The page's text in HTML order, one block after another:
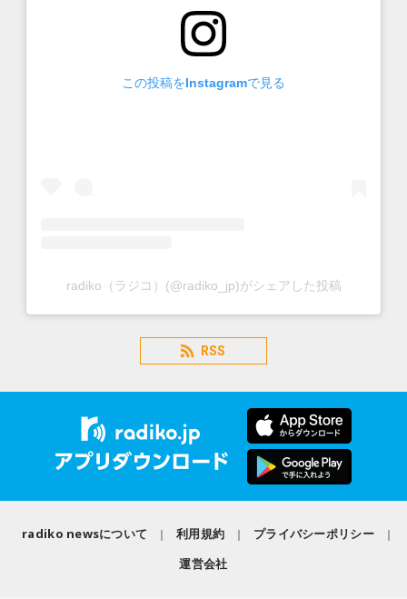
この投稿をInstagramで見る
radiko（ラジコ）(@radiko_jp)がシェアした投稿
RSS
radiko newsについて 利用規約
プライバシーポリシー
運営会社